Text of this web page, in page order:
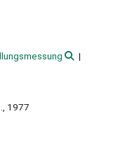
1977